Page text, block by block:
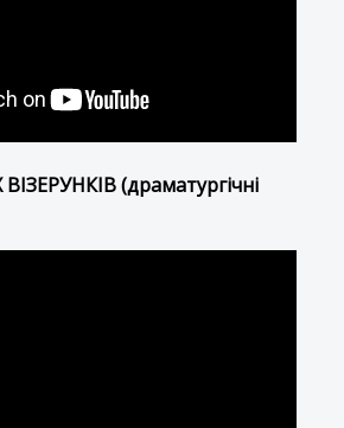
(драматургічні